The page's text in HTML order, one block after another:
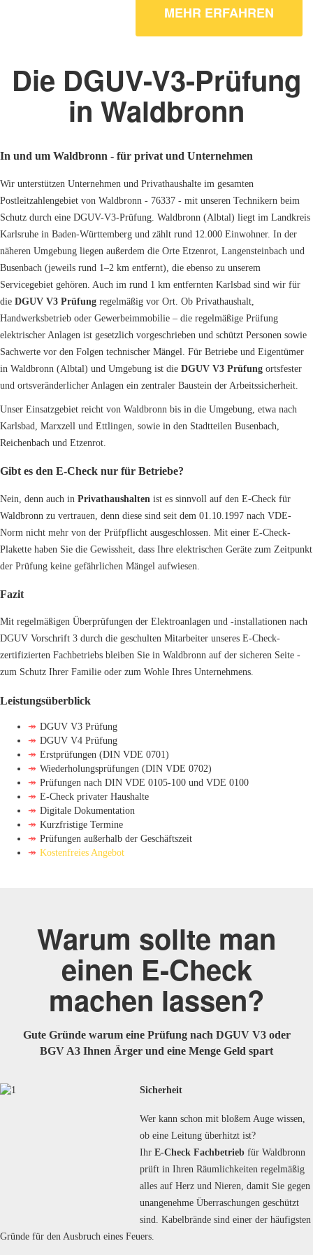
MEHR ERFAHREN
Die DGUV-V3-Prüfung
in Waldbronn
In und um Waldbronn - für privat und Unternehmen
Wir unterstützen Unternehmen und Privathaushalte im gesamten
Postleitzahlengebiet von Waldbronn - 76337 - mit unseren Technikern beim
Schutz durch eine DGUV-V3-Prüfung. Waldbronn (Albtal) liegt im Landkreis
Karlsruhe in Baden-Württemberg und zählt rund 12.000 Einwohner. In der
näheren Umgebung liegen außerdem die Orte Etzenrot, Langensteinbach und
Busenbach (jeweils rund 1–2 km entfernt), die ebenso zu unserem
Servicegebiet gehören. Auch im rund 1 km entfernten Karlsbad sind wir für
die DGUV V3 Prüfung regelmäßig vor Ort. Ob Privathaushalt,
Handwerksbetrieb oder Gewerbeimmobilie – die regelmäßige Prüfung
elektrischer Anlagen ist gesetzlich vorgeschrieben und schützt Personen sowie
Sachwerte vor den Folgen technischer Mängel. Für Betriebe und Eigentümer
in Waldbronn (Albtal) und Umgebung ist die DGUV V3 Prüfung ortsfester
und ortsveränderlicher Anlagen ein zentraler Baustein der Arbeitssicherheit.
Unser Einsatzgebiet reicht von Waldbronn bis in die Umgebung, etwa nach
Karlsbad, Marxzell und Ettlingen, sowie in den Stadtteilen Busenbach,
Reichenbach und Etzenrot.
Gibt es den E-Check nur für Betriebe?
Nein, denn auch in Privathaushalten ist es sinnvoll auf den E-Check für
Waldbronn zu vertrauen, denn diese sind seit dem 01.10.1997 nach VDE-
Norm nicht mehr von der Prüfpflicht ausgeschlossen. Mit einer E-Check-
Plakette haben Sie die Gewissheit, dass Ihre elektrischen Geräte zum Zeitpunkt
der Prüfung keine gefährlichen Mängel aufwiesen.
Fazit
Mit regelmäßigen Überprüfungen der Elektroanlagen und -installationen nach
DGUV Vorschrift 3 durch die geschulten Mitarbeiter unseres E-Check-
zertifizierten Fachbetriebs bleiben Sie in Waldbronn auf der sicheren Seite -
zum Schutz Ihrer Familie oder zum Wohle Ihres Unternehmens.
Leistungsüberblick
↠ DGUV V3 Prüfung
↠ DGUV V4 Prüfung
↠ Erstprüfungen (DIN VDE 0701)
↠ Wiederholungsprüfungen (DIN VDE 0702)
↠ Prüfungen nach DIN VDE 0105-100 und VDE 0100
↠ E-Check privater Haushalte
↠ Digitale Dokumentation
↠ Kurzfristige Termine
↠ Prüfungen außerhalb der Geschäftszeit
↠ Kostenfreies Angebot
Warum sollte man
einen E-Check
machen lassen?
Gute Gründe warum eine Prüfung nach DGUV V3 oder
BGV A3 Ihnen Ärger und eine Menge Geld spart
Sicherheit
Wer kann schon mit bloßem Auge wissen,
ob eine Leitung überhitzt ist?
Ihr E-Check Fachbetrieb für Waldbronn
prüft in Ihren Räumlichkeiten regelmäßig
alles auf Herz und Nieren, damit Sie gegen
unangenehme Überraschungen geschützt
sind. Kabelbrände sind einer der häufigsten
Gründe für den Ausbruch eines Feuers.